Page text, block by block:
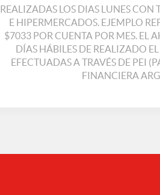
REALIZADAS LOS DIAS LUNES CON
E HIPERMERCADOS. EJEMPLO
$7033 POR CUENTA POR MES. EL
DÍAS HÁBILES DE REALIZADO
EFECTUADAS A TRAVÉS DE PEI
FINANCIERA